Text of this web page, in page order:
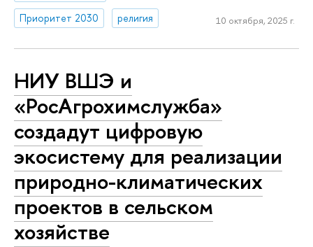
Приоритет 2030
религия 10 октября, 2025 г.
НИУ ВШЭ и
«РосАгрохимслужба»
создадут цифровую
экосистему для реализации
природно-климатических
проектов в сельском
хозяйстве